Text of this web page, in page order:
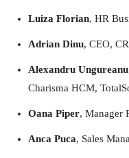
Luiza Florian, HR
Adrian Dinu, CEO,
Alexandru Ungureanu
Charisma HCM,
Oana Piper, Manager
Anca Puca, Sales